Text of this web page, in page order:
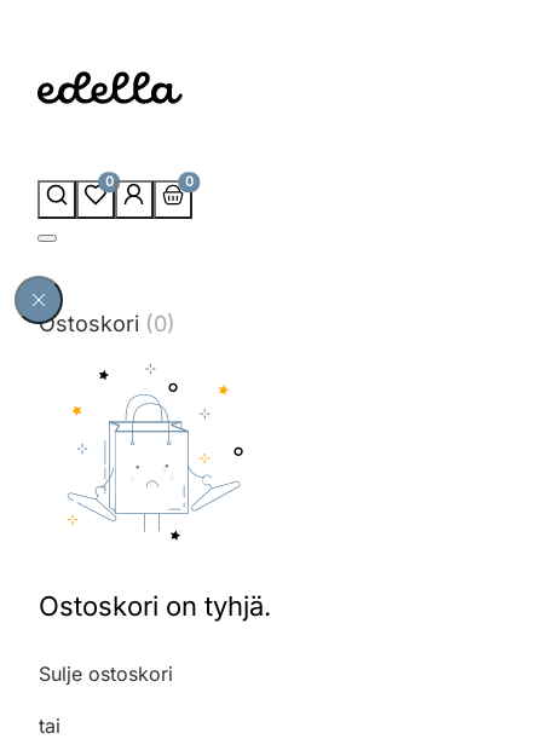
0 0
Ostoskori (0)
Ostoskori on tyhjä.
Sulje ostoskori
tai